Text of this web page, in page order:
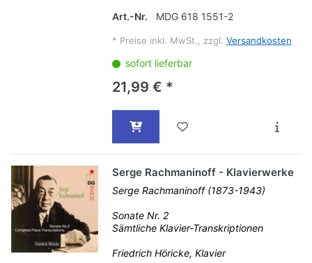
Art.-Nr. MDG 618 1551-2
* Preise inkl. MwSt., zzgl. Versandkosten
sofort lieferbar
21,99 € *
Serge Rachmaninoff - Klavierwerke
Serge Rachmaninoff (1873-1943)
Sonate Nr. 2
Sämtliche Klavier-Transkriptionen
Friedrich Höricke, Klavier